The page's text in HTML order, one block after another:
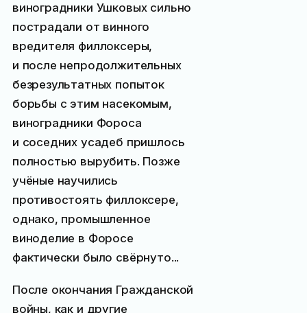
виноградники Ушковых сильно
пострадали от винного
вредителя филлоксеры,
и после непродолжительных
безрезультатных попыток
борьбы с этим насекомым,
виноградники Фороса
и соседних усадеб пришлось
полностью вырубить. Позже
учёные научились
противостоять филлоксере,
однако, промышленное
виноделие в Форосе
фактически было свёрнуто...
После окончания Гражданской
войны, как и другие